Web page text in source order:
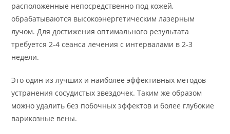
расположенные непосредственно под кожей,
обрабатываются высокоэнергетическим лазерным
лучом. Для достижения оптимального результата
требуется 2-4 сеанса лечения с интервалами в 2-3
недели.
Это один из лучших и наиболее эффективных методов
устранения сосудистых звездочек. Таким же образом
можно удалить без побочных эффектов и более глубокие
варикозные вены.